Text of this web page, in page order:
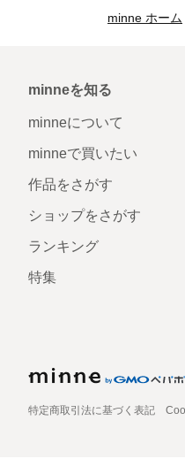
minne ホーム
minneを知る
minneについて
minneで買いたい
作品をさがす
ショップをさがす
ランキング
特集
特定商取引法に基づく表記